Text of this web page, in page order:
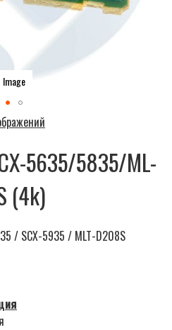
Image
5635/5835/ML-
(4k)
/ SCX-5935 / MLT-D208S